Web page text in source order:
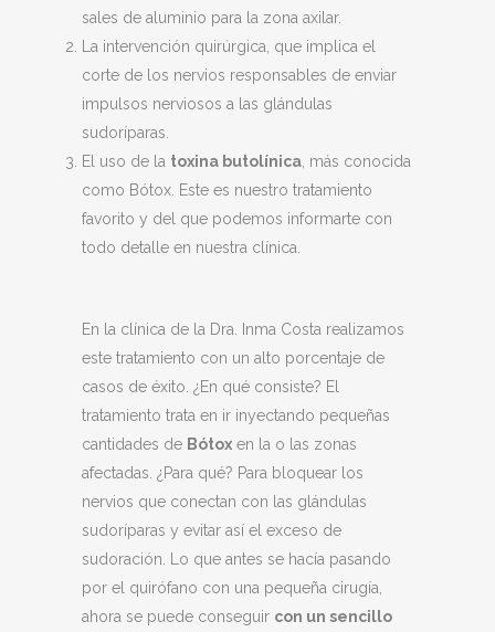
sales de aluminio para la zona axilar.
La intervención quirúrgica, que implica el
corte de los nervios responsables de enviar
impulsos nerviosos a las glándulas
sudoríparas.
El uso de la toxina butolínica , más conocida
como Bótox. Este es nuestro tratamiento
favorito y del que podemos informarte con
todo detalle en nuestra clínica.
En la clínica de la Dra. Inma Costa realizamos
este tratamiento con un alto porcentaje de
casos de éxito. ¿En qué consiste? El
tratamiento trata en ir inyectando pequeñas
cantidades de Bótox en la o las zonas
afectadas. ¿Para qué? Para bloquear los
nervios que conectan con las glándulas
sudoríparas y evitar así el exceso de
sudoración. Lo que antes se hacía pasando
por el quirófano con una pequeña cirugía,
ahora se puede conseguir con un sencillo